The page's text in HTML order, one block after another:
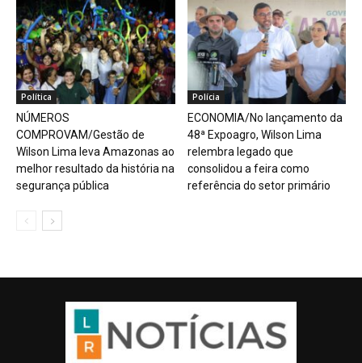
Política
NÚMEROS
COMPROVAM/Gestão de
Wilson Lima leva Amazonas ao
melhor resultado da história na
segurança pública
Polícia
ECONOMIA/No lançamento da
48ª Expoagro, Wilson Lima
relembra legado que
consolidou a feira como
referência do setor primário